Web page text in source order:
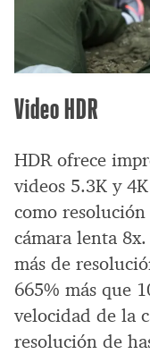
Video HDR
HDR ofrece
videos 5.3K y
como
cámara lenta
más de
665% más que
velocidad de la
resolución de